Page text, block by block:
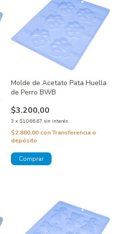
Molde de Acetato Pata Huella
de Perro BWB
$3.200,00
3 x $1.066,67 sin interés
$2.880,00 conTransferencia o
depósito